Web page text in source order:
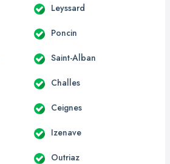
Leyssard
Poncin
Saint-Alban
Challes
Ceignes
Izenave
Outriaz